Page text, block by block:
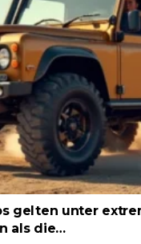
gelten unter
als die…